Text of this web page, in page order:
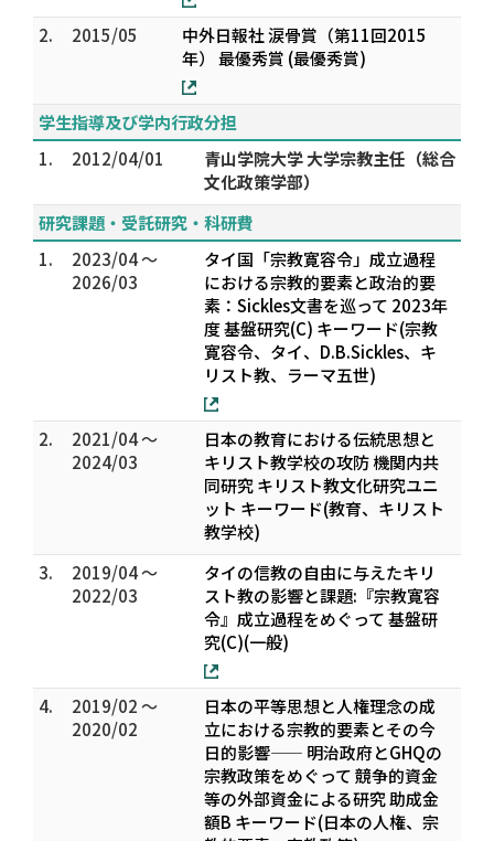
2. 2015/05
中外日報社 涙骨賞（第11回2015
年） 最優秀賞 (最優秀賞)
学生指導及び学内行政分担
1.
2012/04/01
青山学院大学 大学宗教主任（総合
文化政策学部）
研究課題・受託研究・科研費
1.
2023/04 ～
2026/03
タイ国「宗教寛容令」成立過程
における宗教的要素と政治的要
素：Sickles文書を巡って 2023年
度 基盤研究(C) キーワード(宗教
寛容令、タイ、D.B.Sickles、キ
リスト教、ラーマ五世)
2.
2021/04 ～
2024/03
日本の教育における伝統思想と
キリスト教学校の攻防 機関内共
同研究 キリスト教文化研究ユニ
ット キーワード(教育、キリスト
教学校)
3.
2019/04 ～
2022/03
タイの信教の自由に与えたキリ
スト教の影響と課題:『宗教寛容
令』成立過程をめぐって 基盤研
究(C)(一般)
4.
2019/02 ～
2020/02
日本の平等思想と人権理念の成
立における宗教的要素とその今
日的影響—— 明治政府とGHQの
宗教政策をめぐって 競争的資金
等の外部資金による研究 助成金
額B キーワード(日本の人権、宗